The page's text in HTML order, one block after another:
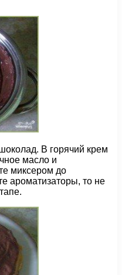
В горячий крем
масло и
миксером до
ароматизаторы, то не